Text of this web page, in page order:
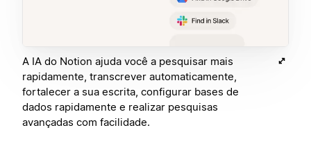
A IA do Notion ajuda você a pesquisar mais
rapidamente, transcrever automaticamente,
fortalecer a sua escrita, configurar bases de
dados rapidamente e realizar pesquisas
avançadas com facilidade.